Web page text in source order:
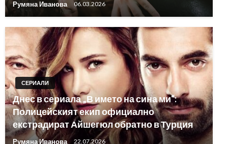
Румяна Иванова 06.03.2026
СЕРИАЛИ
Днес в сериала „В името на сина ми“:
Полицейският екип официално
екстрадират Айшегюл обратно в Турция
Румяна Иванова 22.07.2026